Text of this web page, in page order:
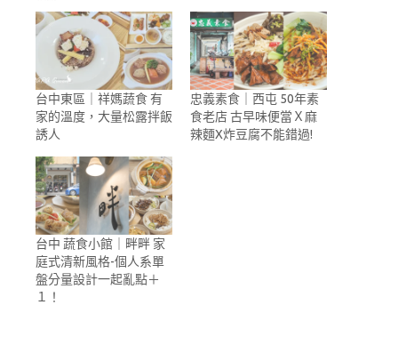
台中東區｜祥媽蔬食 有
家的溫度，大量松露拌飯
誘人
忠義素食｜西屯 50年素
食老店 古早味便當Ｘ麻
辣麵X炸豆腐不能錯過!
台中 蔬食小館｜畔畔 家
庭式清新風格-個人系單
盤分量設計一起亂點＋
１！